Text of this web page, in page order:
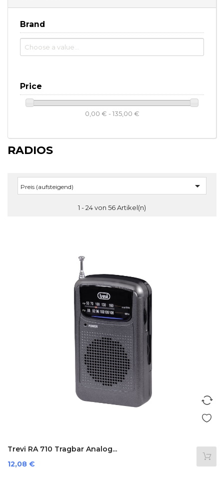
Brand
Price
0,00 € - 135,00 €
RADIOS
Preis (aufsteigend) 
1 - 24 von 56 Artikel(n)
Trevi RA 710 Tragbar Analog...
Preis
12,08 €